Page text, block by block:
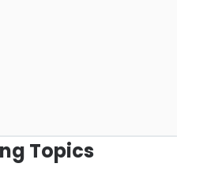
Topics